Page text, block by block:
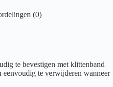
(0)
te bevestigen met klittenband
te verwijderen wanneer